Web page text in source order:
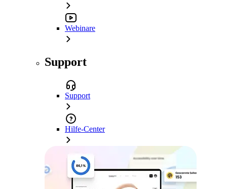
Webinare
Support
Support
Hilfe-Center